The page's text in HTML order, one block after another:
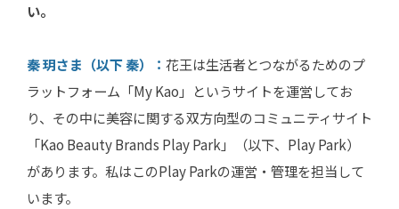
い。
秦 玥さま（以下 秦）： 花王は生活者とつながるためのプ
ラットフォーム「My Kao」というサイトを運営してお
り、その中に美容に関する双方向型のコミュニティサイト
「Kao Beauty Brands Play Park」（以下、Play Park）
があります。私はこのPlay Parkの運営・管理を担当して
います。